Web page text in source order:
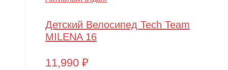
Детский Велосипед Tech Team
MILENA 16
11,990 ₽